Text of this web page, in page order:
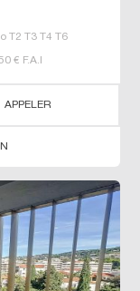
T2 T3 T4 T6
€ F.A.I
APPELER